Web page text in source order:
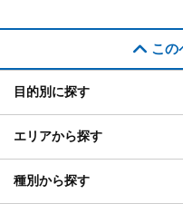
この
目的別に探す
エリアから探す
種別から探す